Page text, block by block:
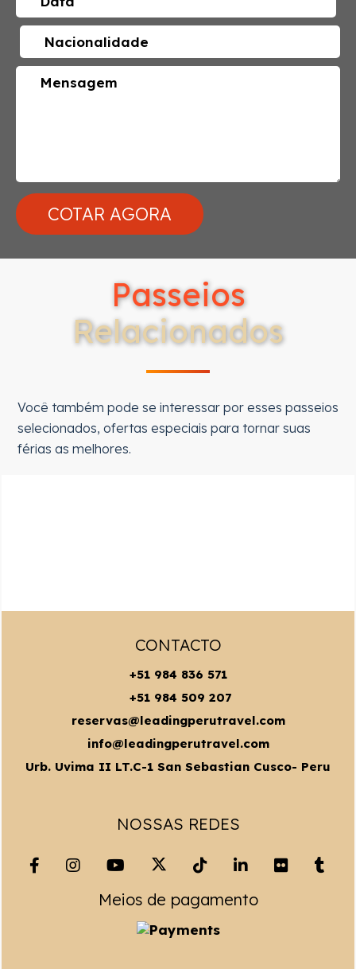
Passeios
Relacionados
Você também pode se interessar por esses passeios
selecionados, ofertas especiais para tornar suas
férias as melhores.
CONTACTO
+51 984 836 571
+51 984 509 207
reservas@leadingperutravel.com
info@leadingperutravel.com
Urb. Uvima II LT.C-1 San Sebastian Cusco- Peru
NOSSAS REDES
Meios de pagamento